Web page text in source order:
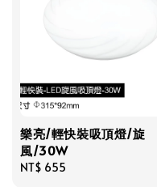
樂亮/輕快裝吸頂燈/旋
風/30W
Regular
NT$ 655